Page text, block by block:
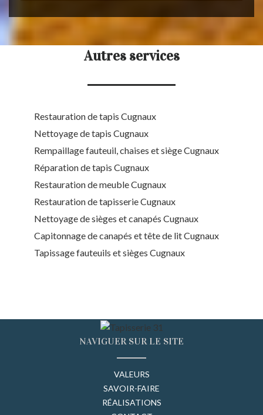
Autres services
Restauration de tapis Cugnaux
Nettoyage de tapis Cugnaux
Rempaillage fauteuil, chaises et siège Cugnaux
Réparation de tapis Cugnaux
Restauration de meuble Cugnaux
Restauration de tapisserie Cugnaux
Nettoyage de sièges et canapés Cugnaux
Capitonnage de canapés et tête de lit Cugnaux
Tapissage fauteuils et sièges Cugnaux
NAVIGUER SUR LE SITE
VALEURS
SAVOIR-FAIRE
RÉALISATIONS